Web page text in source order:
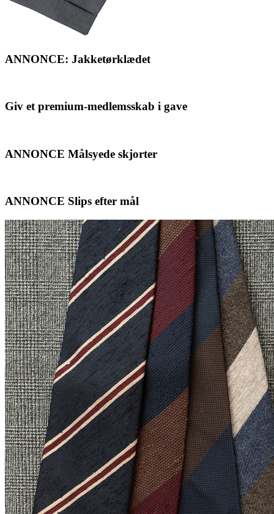
ANNONCE: Jakketørklædet
Giv et premium-medlemsskab i gave
ANNONCE Målsyede skjorter
ANNONCE Slips efter mål